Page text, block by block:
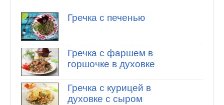
Гречка с печенью
Гречка с фаршем в
горшочке в духовке
Гречка с курицей в
духовке с сыром